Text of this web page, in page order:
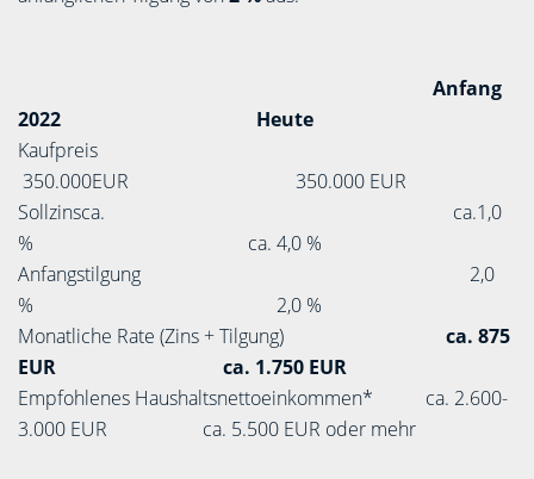
Anfang
2022
Heute
Kaufpreis
350.000EUR 350.000 EUR
Sollzinsca. ca.1,0
% ca. 4,0 %
Anfangstilgung 2,0
% 2,0 %
Monatliche Rate (Zins + Tilgung) ca. 875
EUR
ca. 1.750 EUR
Empfohlenes Haushaltsnettoeinkommen* ca. 2.600-
3.000 EUR ca. 5.500 EUR oder mehr